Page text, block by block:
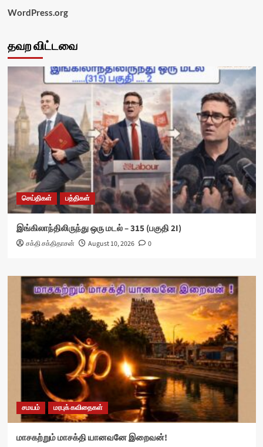
WordPress.org
தவற விட்டவை
செய்திகள் பத்திகள்
இங்கிலாந்திலிருந்து ஒரு மடல் – 315 (பகுதி 2I)
சக்தி சக்திதாசன் August 10, 2026 0
சமயம் மரபுக் கவிதைகள்
மாசகற்றும் மாசக்தி யானவனே இறைவன்!